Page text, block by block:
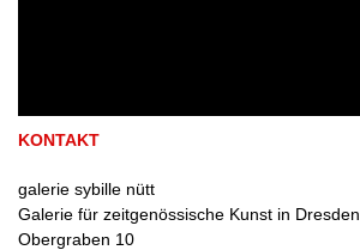
KONTAKT
galerie sybille nütt
Galerie für zeitgenössische Kunst in Dresden
Obergraben 10